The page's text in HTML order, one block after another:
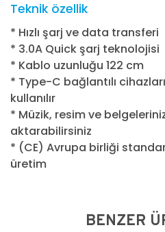
Teknik özellik
* Hızlı şarj ve data transferi
* 3.0A Quick şarj teknolojisi
* Kablo uzunluğu 122 cm
* Type-C bağlantılı
kullanılır
* Müzik, resim ve
aktarabilirsiniz
* (CE) Avrupa birliği
üretim
BENZER